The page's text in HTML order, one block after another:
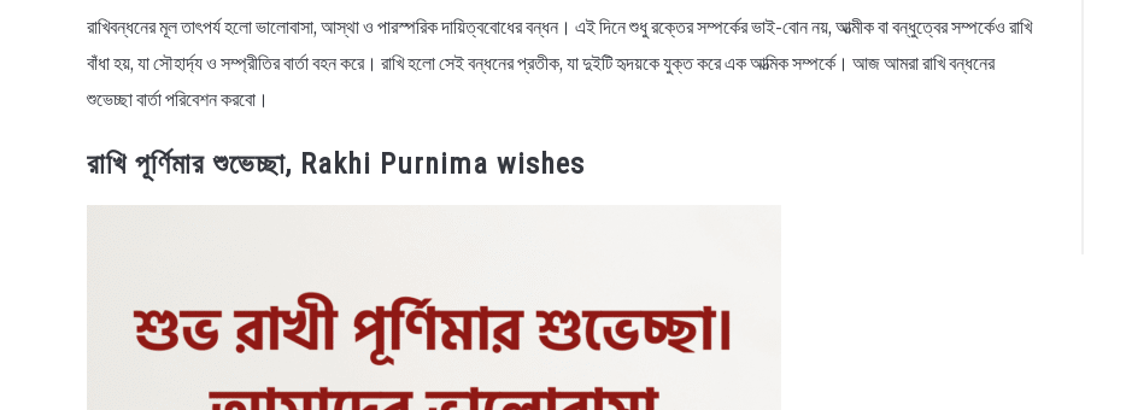
রাখিবন্ধনের মূল তাৎপর্য হলো ভালোবাসা, আস্থা ও পারস্পরিক দায়িত্ববোধের বন্ধন। এই দিনে শুধু রক্তের সম্পর্কের ভাই-বোন নয়, আত্মীক বা বন্ধুত্বের সম্পর্কেও রাখি
বাঁধা হয়, যা সৌহার্দ্য ও সম্প্রীতির বার্তা বহন করে। রাখি হলো সেই বন্ধনের প্রতীক, যা দুইটি হৃদয়কে যুক্ত করে এক আত্মিক সম্পর্কে। আজ আমরা রাখি বন্ধনের
শুভেচ্ছা বার্তা পরিবেশন করবো।
রাখি পূর্ণিমার শুভেচ্ছা, Rakhi Purnima wishes